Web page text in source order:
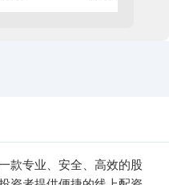
款专业、安全、高效的股